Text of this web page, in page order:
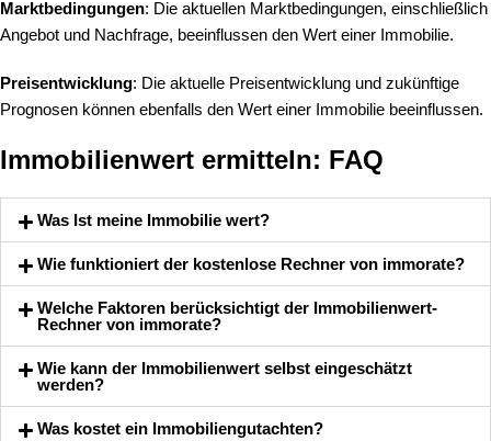
Marktbedingungen: Die aktuellen Marktbedingungen, einschließlich
Angebot und Nachfrage, beeinflussen den Wert einer Immobilie.
Preisentwicklung: Die aktuelle Preisentwicklung und zukünftige
Prognosen können ebenfalls den Wert einer Immobilie beeinflussen.
Immobilienwert ermitteln: FAQ
Was Ist meine Immobilie wert?
Wie funktioniert der kostenlose Rechner von immorate?
Welche Faktoren berücksichtigt der Immobilienwert-
Rechner von immorate?
Wie kann der Immobilienwert selbst eingeschätzt
werden?
Was kostet ein Immobiliengutachten?